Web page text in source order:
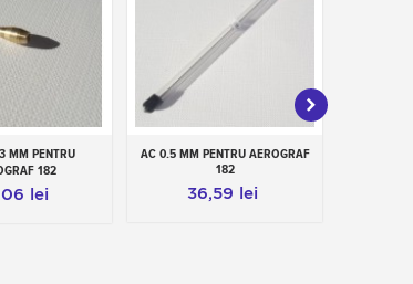
cart
MM PENTRU
182
lei
Add to cart
AC 0.5 MM PENTRU AEROGRAF
182
36,59 lei